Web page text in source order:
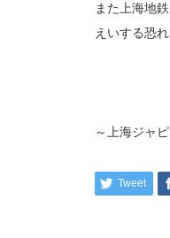
また上海地
えいする恐
～上海ジャ
Tweet